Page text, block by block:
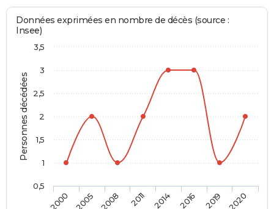
Personnes décédées
Données exprimées en nombre de décès (source :
Insee)
2000 2005 2008 2011 2014 2016 2019 2020
0,5
1
1,5
2
2,5
3
3,5